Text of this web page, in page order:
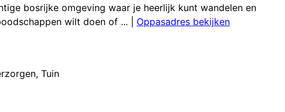
bosrijke omgeving waar je heerlijk kunt wandelen en
wilt doen of ...
Oppasadres bekijken
, Tuin